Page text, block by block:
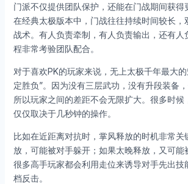
门派不仅提供团队保护，还能在门战期间获得
在经典太极版本中，门战往往持续时间较长，
战术。有人负责牵制，有人负责输出，还有人
程非常考验团队配合。
对于喜欢PK的玩家来说，无上太极千年最大
定胜负”。因为没有三层武功，没有升段装备
所以玩家之间的差距不会无限扩大。很多时候
仅仅取决于几秒钟的操作。
比如在近距离对抗时，掌风释放的时机非常关
放，可能被对手躲开；如果太晚释放，又可能
很多高手玩家都会利用走位来诱导对手先出技
档反击。